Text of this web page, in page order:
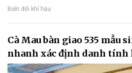
Biến đổi khí hậu
Cà Mau bàn giao 535 mẫu
nhanh xác định danh tính